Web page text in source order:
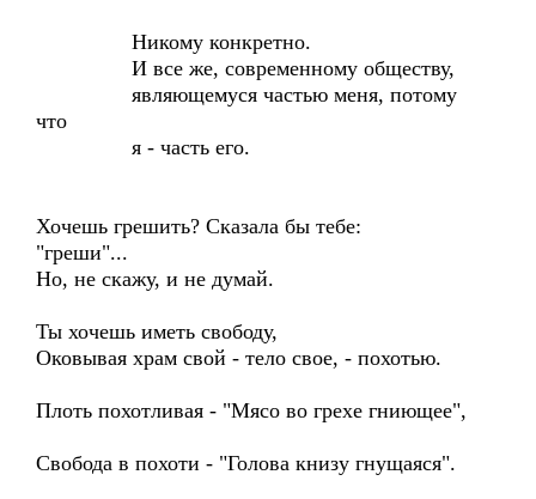
Никому конкретно.
И все же, современному обществу,
являющемуся частью меня, потому
что
я - часть его.
Хочешь грешить? Сказала бы тебе:
"греши"...
Но, не скажу, и не думай.
Ты хочешь иметь свободу,
Оковывая храм свой - тело свое, - похотью.
Плоть похотливая - "Мясо во грехе гниющее",
Свобода в похоти - "Голова книзу гнущаяся".